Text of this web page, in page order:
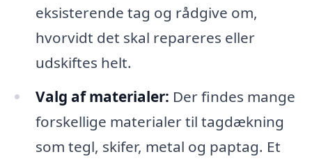
eksisterende tag og rådgive om,
hvorvidt det skal repareres eller
udskiftes helt.
Valg af materialer: Der findes mange
forskellige materialer til tagdækning
som tegl, skifer, metal og paptag. Et